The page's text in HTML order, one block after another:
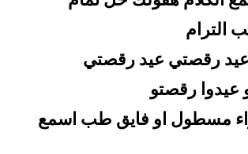
الترام
عيد رقصتي عيد رقصتي
عيدوا رقصتو
مسطول او فايق طب اسمع